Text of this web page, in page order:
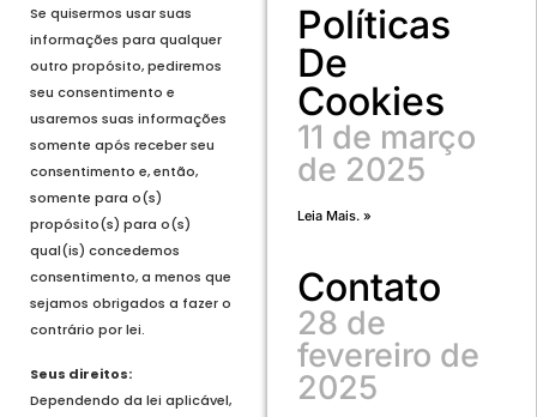
Se quisermos usar suas
informações para qualquer
outro propósito, pediremos
seu consentimento e
usaremos suas informações
somente após receber seu
consentimento e, então,
somente para o(s)
propósito(s) para o(s)
qual(is) concedemos
consentimento, a menos que
sejamos obrigados a fazer o
contrário por lei.
Seus direitos:
Dependendo da lei aplicável,
Políticas
De
Cookies
11 de março
de 2025
Leia Mais. »
Contato
28 de
fevereiro de
2025